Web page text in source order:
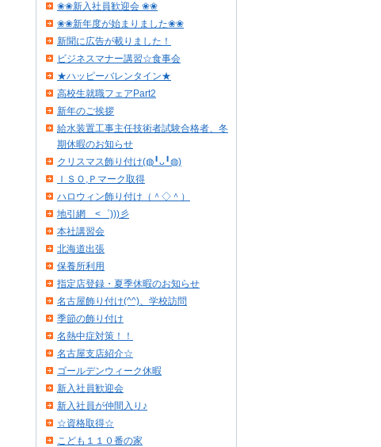
❀❀新入社員歓迎会 ❀❀
❀❀新年度が始まりました❀❀
新聞に広告が載りました！
ビジネスマナー講習☆食事会
★ハッピーバレンタイン★
高校生就職フェアPart2
新年のご挨拶
給水装置工事主任技術者試験合格者、冬
期休暇のお知らせ
クリスマス飾り付け(◍╹ᴗ╹◍)
ＩＳＯ,Ｐマーク取得
ハロウィン飾り付け（＾◇＾）
地引網 <゜)))彡
本社講習会
北海道出張
保養所利用
指定店登録・夏季休暇のお知らせ
名古屋飾り付け(^^)、学校訪問
季節の飾り付け
名熱中症対策！！
名古屋支店紹介☆
ゴールデンウィーク休暇
新入社員歓迎会
新入社員が仲間入り♪
☆資格取得☆
こども１１０番の家